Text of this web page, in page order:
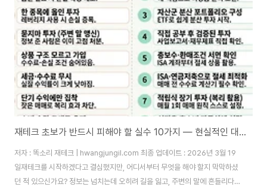
재테크 초보가 반드시 피해야 할 실수 10가지 — 현실적인 대처법 완전 정리
저자 : 똑소리 재테크 | hwangjungil.com 최종 업데이트 : 2026년 3월 19
일재테크를 시작하겠다고 결심했지만, 어디서부터 무엇을 해야 할지 막막하셨
던 적 있으신가요? 정보는 넘치는데 오히려 길을 잃고, 주변의 말에 흔들리다